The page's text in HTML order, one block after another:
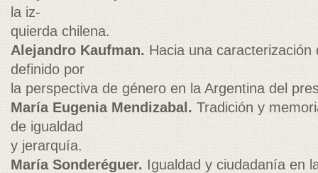
la iz-
quierda chilena.
Alejandro Kaufman. Hacia una
definido por
la perspectiva de género en la Argentina del
María Eugenia Mendizabal.Tradición y
de igualdad
y jerarquía.
María Sonderéguer. Igualdad y ciudadanía en